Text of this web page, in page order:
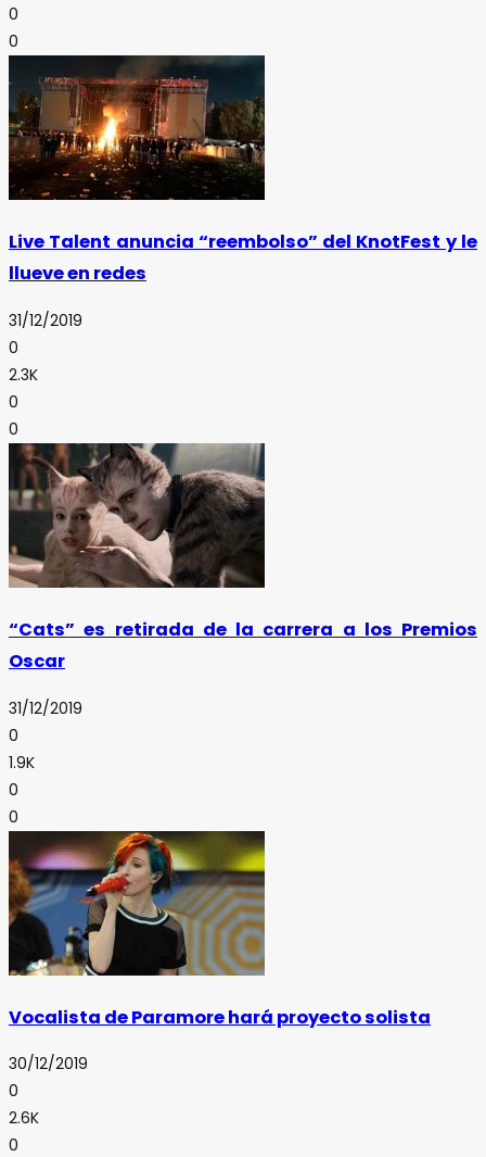
0
0
Live Talent anuncia “reembolso” del KnotFest y le
llueve en redes
31/12/2019
0
2.3K
0
0
“Cats” es retirada de la carrera a los Premios
Oscar
31/12/2019
0
1.9K
0
0
Vocalista de Paramore hará proyecto solista
30/12/2019
0
2.6K
0